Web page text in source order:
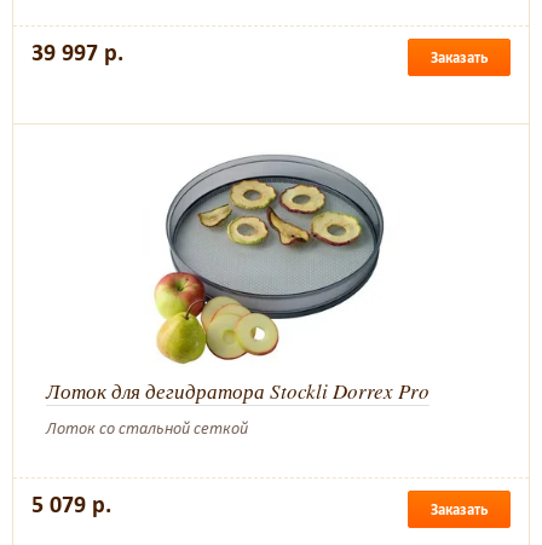
39 997 р. Заказать
Лоток для дегидратора Stockli Dorrex Pro
Лоток со стальной сеткой
5 079 р. Заказать